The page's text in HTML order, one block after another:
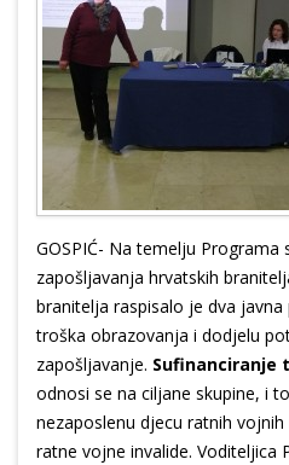
GOSPIĆ- Na temelju
zapošljavanja hrvatskih
branitelja raspisalo je dva
troška obrazovanja i dodjelu
zapošljavanje. Sufinanciranje
odnosi se na ciljane skupine, i
nezaposlenu djecu ratnih
ratne vojne invalide. Voditeljica